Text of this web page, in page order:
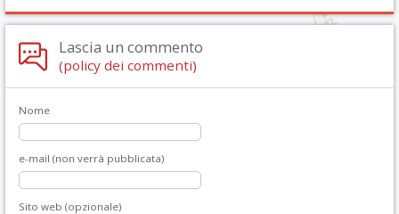
Lascia un commento
(policy dei commenti)
Nome
e-mail (non verrà pubblicata)
Sito web (opzionale)